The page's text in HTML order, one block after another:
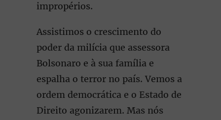
impropérios.
Assistimos o crescimento do
poder da milícia que assessora
Bolsonaro e à sua família e
espalha o terror no país. Vemos a
ordem democrática e o Estado de
Direito agonizarem. Mas nós